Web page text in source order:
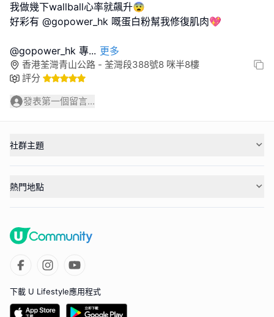
我做幾下wallball心率就飆升😨
好彩有 @gopower_hk 嘅蛋白粉幫我修復肌肉💖
@gopower_hk 專... 更多
香港荃灣青山公路 - 荃灣段388號8 咪半8樓
評分
發表第一個留言...
社群主題
熱門地點
下載 U Lifestyle應用程式